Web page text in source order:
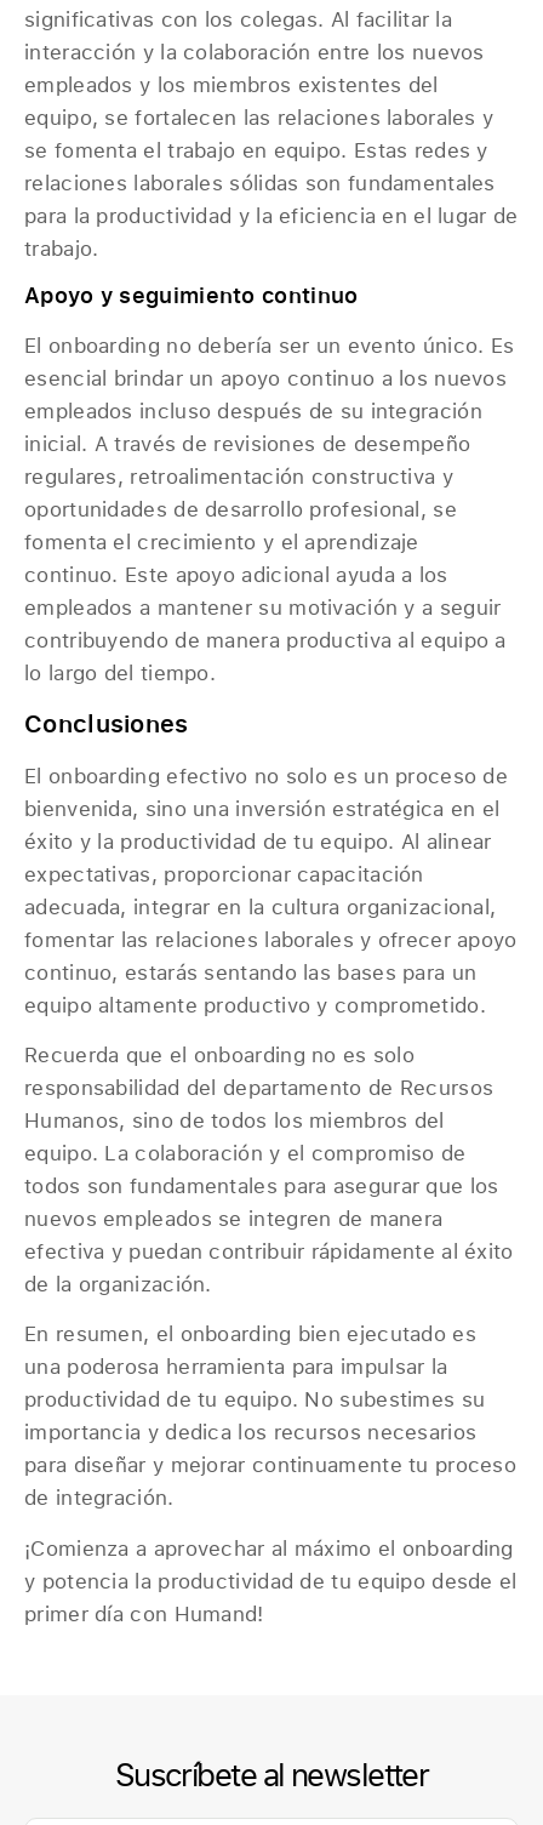
significativas con los colegas. Al facilitar la
interacción y la colaboración entre los nuevos
empleados y los miembros existentes del
equipo, se fortalecen las relaciones laborales y
se fomenta el trabajo en equipo. Estas redes y
relaciones laborales sólidas son fundamentales
para la productividad y la eficiencia en el lugar de
trabajo.
Apoyo y seguimiento continuo
El onboarding no debería ser un evento único. Es
esencial brindar un apoyo continuo a los nuevos
empleados incluso después de su integración
inicial. A través de revisiones de desempeño
regulares, retroalimentación constructiva y
oportunidades de desarrollo profesional, se
fomenta el crecimiento y el aprendizaje
continuo. Este apoyo adicional ayuda a los
empleados a mantener su motivación y a seguir
contribuyendo de manera productiva al equipo a
lo largo del tiempo.
Conclusiones
El onboarding efectivo no solo es un proceso de
bienvenida, sino una inversión estratégica en el
éxito y la productividad de tu equipo. Al alinear
expectativas, proporcionar capacitación
adecuada, integrar en la cultura organizacional,
fomentar las relaciones laborales y ofrecer apoyo
continuo, estarás sentando las bases para un
equipo altamente productivo y comprometido.
Recuerda que el onboarding no es solo
responsabilidad del departamento de Recursos
Humanos, sino de todos los miembros del
equipo. La colaboración y el compromiso de
todos son fundamentales para asegurar que los
nuevos empleados se integren de manera
efectiva y puedan contribuir rápidamente al éxito
de la organización.
En resumen, el onboarding bien ejecutado es
una poderosa herramienta para impulsar la
productividad de tu equipo. No subestimes su
importancia y dedica los recursos necesarios
para diseñar y mejorar continuamente tu proceso
de integración.
¡Comienza a aprovechar al máximo el onboarding
y potencia la productividad de tu equipo desde el
primer día con Humand!
Suscríbete al newsletter